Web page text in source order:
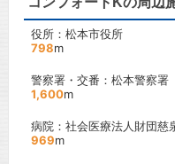
役所：松本市役所
798m
警察署・交番：松本警察署
1,600m
病院：社会医療法人財団慈
969m